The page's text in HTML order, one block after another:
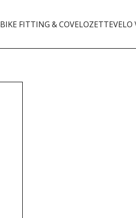
BIKE FITTING & COVELOZETTEVELO